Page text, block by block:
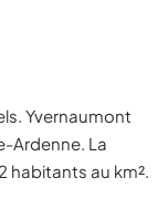
Yvernaumont
Ardenne. La
habitants au km².